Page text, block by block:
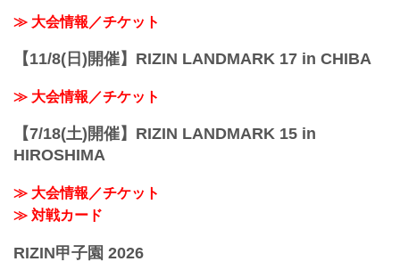
≫ 大会情報／チケット
【11/8(日)開催】RIZIN LANDMARK 17 in CHIBA
≫ 大会情報／チケット
【7/18(土)開催】RIZIN LANDMARK 15 in
HIROSHIMA
≫ 大会情報／チケット
≫ 対戦カード
RIZIN甲子園 2026